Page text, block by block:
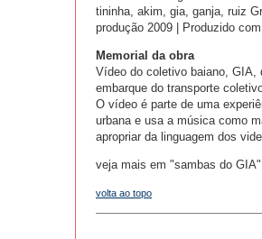
tininha, akim, gia, ganja, ruiz
produção 2009 | Produzido
Memorial da obra
Vídeo do coletivo baiano, GIA,
embarque do transporte
O vídeo é parte de uma
urbana e usa a música como
apropriar da linguagem dos
veja mais em "sambas do
volta ao topo